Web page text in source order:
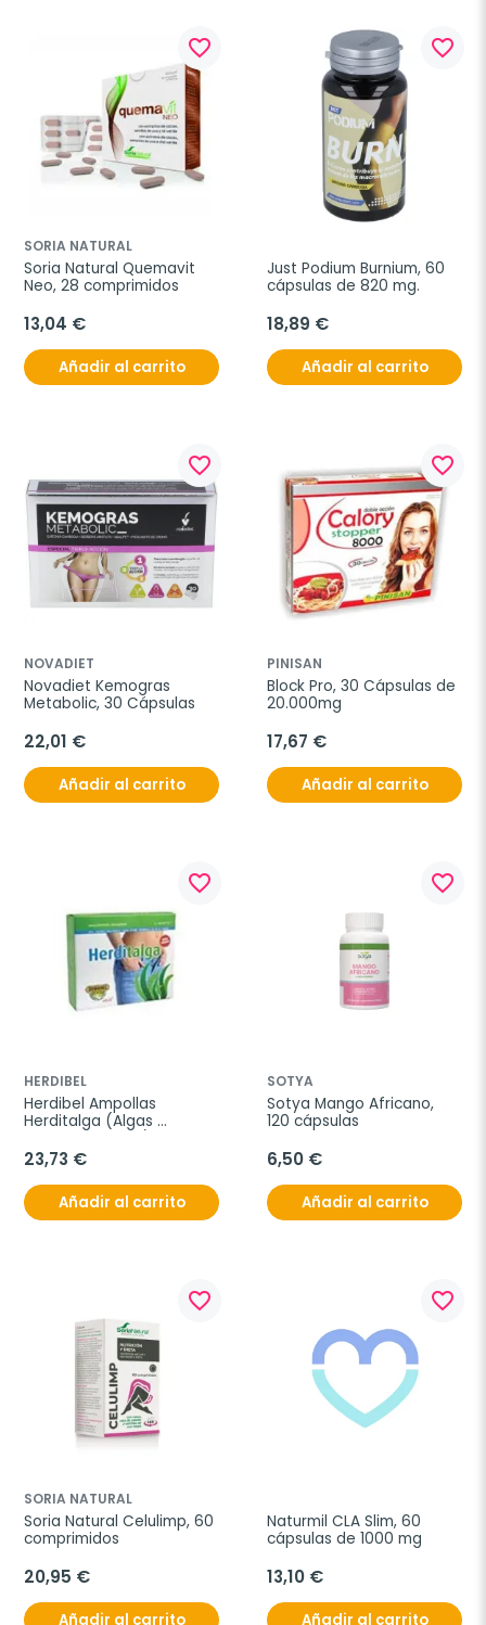
favorite_border
SORIA NATURAL
Soria Natural Quemavit
Neo, 28 comprimidos
13,04 €
Añadir al carrito
favorite_border
Just Podium Burnium, 60
cápsulas de 820 mg.
18,89 €
Añadir al carrito
favorite_border
NOVADIET
Novadiet Kemogras
Metabolic, 30 Cápsulas
22,01 €
Añadir al carrito
favorite_border
PINISAN
Block Pro, 30 Cápsulas de
20.000mg
17,67 €
Añadir al carrito
favorite_border
HERDIBEL
Herdibel Ampollas
Herditalga (Algas
unidades
23,73 €
Añadir al carrito
favorite_border
SOTYA
Sotya Mango Africano,
120 cápsulas
6,50 €
Añadir al carrito
favorite_border
SORIA NATURAL
Soria Natural Celulimp, 60
comprimidos
20,95 €
Añadir al carrito
favorite_border
Naturmil CLA Slim, 60
cápsulas de 1000 mg
13,10 €
Añadir al carrito